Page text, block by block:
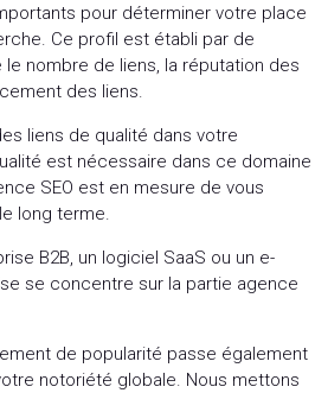
pour déterminer votre place
Ce profil est établi par de
nombre de liens, la réputation des
des liens.
liens de qualité dans votre
est nécessaire dans ce domaine
SEO est en mesure de vous
long terme.
B2B, un logiciel SaaS ou un e-
se concentre sur la partie agence
de popularité passe également
notoriété globale. Nous mettons